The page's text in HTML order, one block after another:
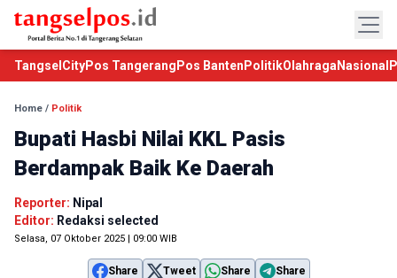
TangselCityPos Tangerang Pos Banten PolitikOlahraga Nasional
Home / Politik
Bupati Hasbi Nilai KKL Pasis
Berdampak Baik Ke Daerah
Reporter: Nipal
Editor: Redaksi selected
Selasa, 07 Oktober 2025 | 09:00 WIB
Share Tweet Share Share